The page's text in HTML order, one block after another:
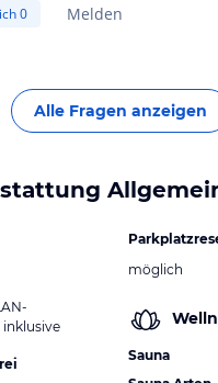
0 Melden
Alle Fragen anzeigen
möglich
Sauna